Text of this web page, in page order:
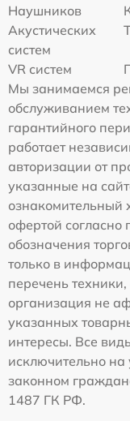
Наушников
Акустических
систем
VR систем
Мы занимаемся
обслуживанием
гарантийного
работает
авторизации от
указанные на
ознакомительный
офертой согласно
обозначения
только в
перечень
организация не
указанных
интересы. Все
исключительно на
законном
1487 ГК РФ.